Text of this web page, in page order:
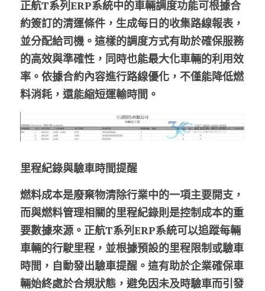
正航T系列ERP系統中的車輛調度功能可根據合
約簽訂的清運條件，生成每日的收集路線報表，
並分配給司機。這樣的調度方式有助於確保服務
的高效與準確性，同時也能最大化車輛的利用效
率。依據合約內容進行路線優化，不僅能降低燃
料消耗，還能縮短運輸時間。
里程紀錄與驗車時間提醒
燃料成本是廢棄物清除行業中的一項主要開支，
而與燃料管理相關的里程紀錄則是控制成本的重
要數據來源。正航T系列ERP系統可以追蹤每輛
車輛的行駛里程，並根據預設的里程限制或驗車
時間，自動發出驗車提醒。這有助於企業確保車
輛始終處於合規狀態，避免因未及時驗車而引發